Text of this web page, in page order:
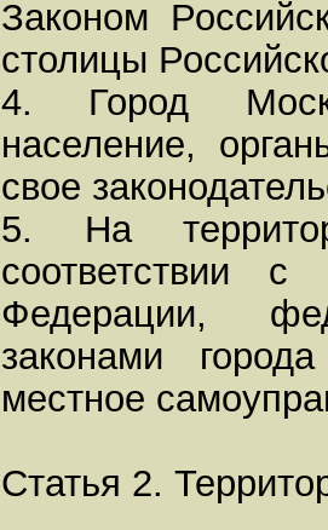
Законом
столицы
4. Город
население,
свое
5. На
соответствии с
Федерации,
законами
местное
Статья 2.